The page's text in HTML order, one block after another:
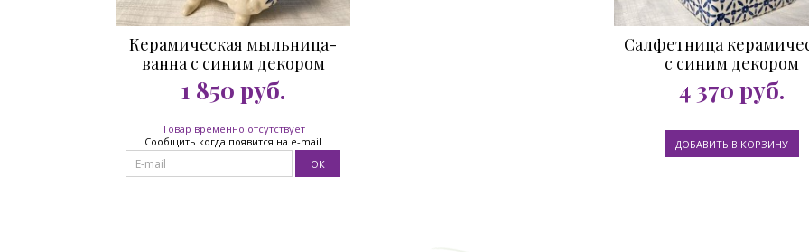
Керамическая мыльница-
ванна с синим декором
1 850 руб.
Товар временно отсутствует
Сообщить когда появится на e-mail
Салфетница
с синим декором
4 370 руб.